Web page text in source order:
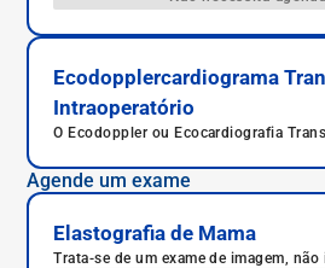
Ecodopplercardiograma
Intraoperatório
O Ecodoppler ou Ecocardiografia
com o objetivo de obter informações
alterações estruturais e do
de uma sonda no esôfago.
Agende um exame
Elastografia de Mama
Trata-se de um exame de imagem,